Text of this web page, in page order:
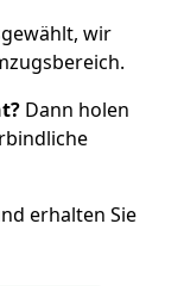
wir
Dann holen
erhalten Sie